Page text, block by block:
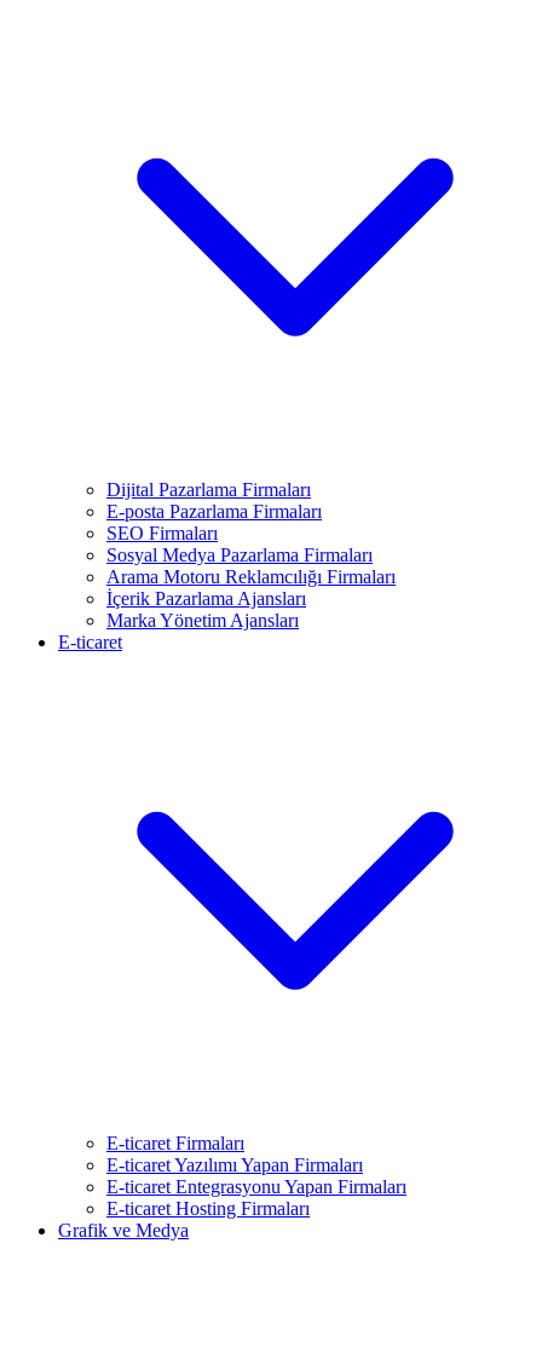
Dijital Pazarlama Firmaları
E-posta Pazarlama Firmaları
SEO Firmaları
Sosyal Medya Pazarlama Firmaları
Arama Motoru Reklamcılığı Firmaları
İçerik Pazarlama Ajansları
Marka Yönetim Ajansları
E-ticaret
E-ticaret Firmaları
E-ticaret Yazılımı Yapan Firmaları
E-ticaret Entegrasyonu Yapan Firmaları
E-ticaret Hosting Firmaları
Grafik ve Medya